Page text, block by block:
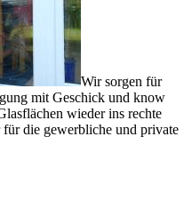
Wir sorgen für
mit Geschick und know
wieder ins rechte
die gewerbliche und private